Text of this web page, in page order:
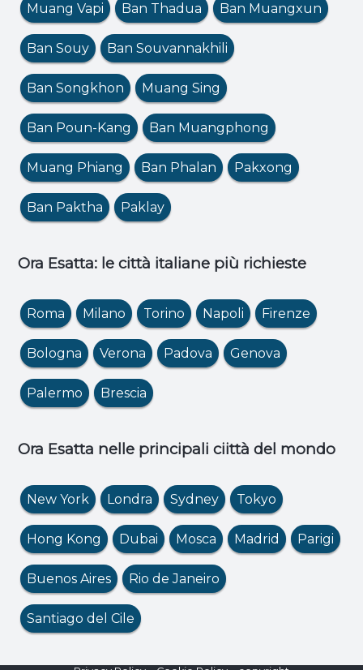
Muang Vapi Ban Thadua Ban Muangxun
Ban Souy Ban Souvannakhili
Ban Songkhon Muang Sing
Ban Poun-Kang Ban Muangphong
Muang Phiang Ban Phalan Pakxong
Ban Paktha Paklay
Ora Esatta: le città italiane più richieste
Roma Milano Torino Napoli Firenze
Bologna Verona Padova Genova
Palermo Brescia
Ora Esatta nelle principali ciittà del mondo
New York Londra Sydney Tokyo
Hong Kong Dubai Mosca Madrid Parigi
Buenos Aires Rio de Janeiro
Santiago del Cile